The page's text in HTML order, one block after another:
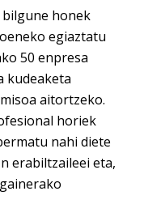
honek
egiaztatu
50 enpresa
kudeaketa
aitortzeko.
horiek
nahi diete
erabiltzaileei eta,